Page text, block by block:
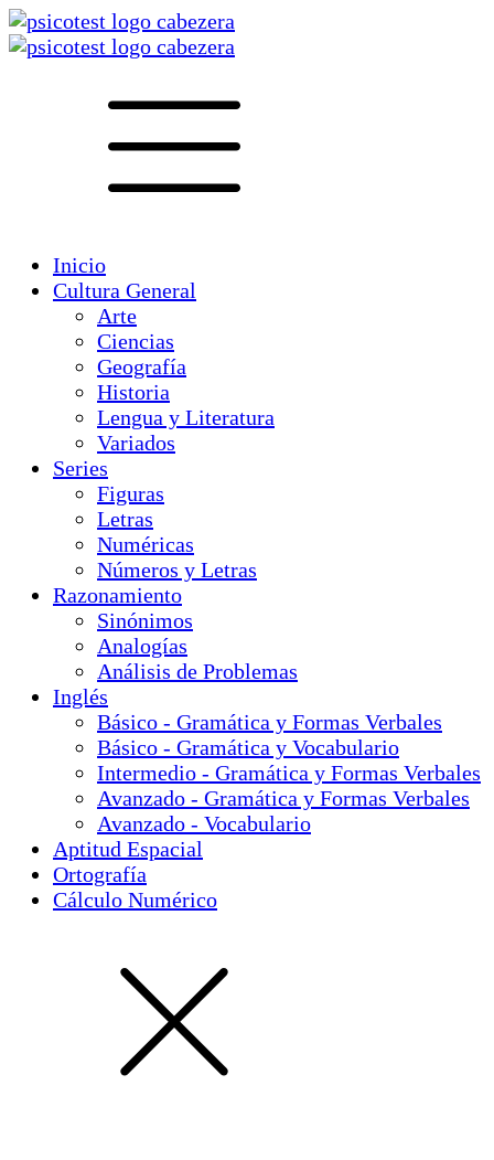
Inicio
Cultura General
Arte
Ciencias
Geografía
Historia
Lengua y Literatura
Variados
Series
Figuras
Letras
Numéricas
Números y Letras
Razonamiento
Sinónimos
Analogías
Análisis de Problemas
Inglés
Básico - Gramática y Formas Verbales
Básico - Gramática y Vocabulario
Intermedio - Gramática y Formas Verbales
Avanzado - Gramática y Formas Verbales
Avanzado - Vocabulario
Aptitud Espacial
Ortografía
Cálculo Numérico